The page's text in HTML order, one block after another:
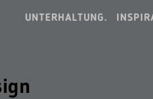
UNTERHALTUNG.